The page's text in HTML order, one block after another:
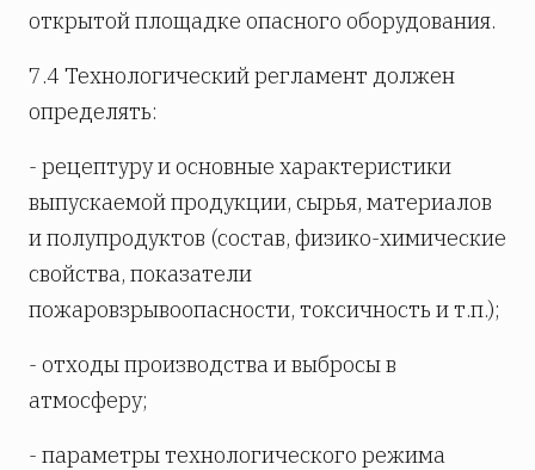
открытой площадке опасного оборудования.
7.4 Технологический регламент должен
определять:
- рецептуру и основные характеристики
выпускаемой продукции, сырья, материалов
и полупродуктов (состав, физико-химические
свойства, показатели
пожаровзрывоопасности, токсичность и т.п.);
- отходы производства и выбросы в
атмосферу;
- параметры технологического режима